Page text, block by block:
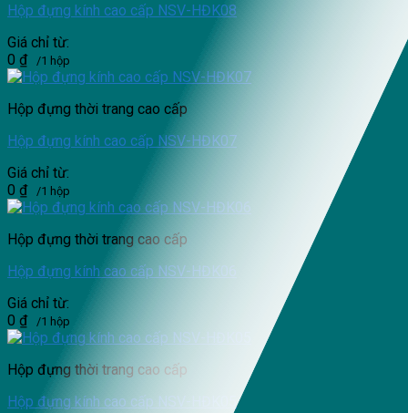
Hộp đựng kính cao cấp NSV-HĐK08
Giá chỉ từ:
0 ₫ /1 hộp
Hộp đựng thời trang cao cấp
Hộp đựng kính cao cấp NSV-HĐK07
Giá chỉ từ:
0 ₫ /1 hộp
Hộp đựng thời trang cao cấp
Hộp đựng kính cao cấp NSV-HĐK06
Giá chỉ từ:
0 ₫ /1 hộp
Hộp đựng thời trang cao cấp
Hộp đựng kính cao cấp NSV-HĐK05